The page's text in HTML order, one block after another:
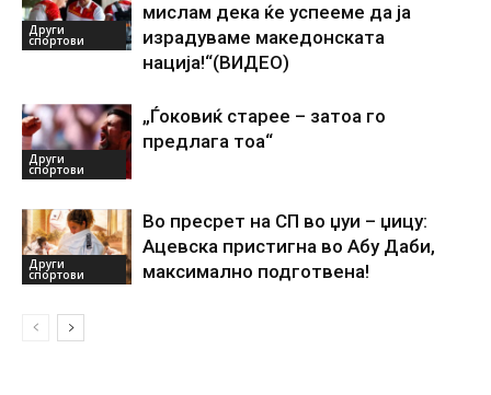
Други
спортови
мислам дека ќе успееме да ја
израдуваме македонската
нација!“(ВИДЕО)
Други
спортови
„Ѓоковиќ старее – затоа го
предлага тоа“
Други
спортови
Во пресрет на СП во џуи – џицу:
Ацевска пристигна во Абу Даби,
максимално подготвена!